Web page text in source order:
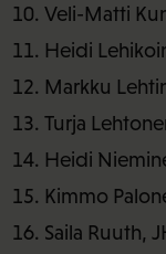
Veli-Matti
Heidi
Markku
Turja
Heidi
Kimmo
Saila Ruuth,